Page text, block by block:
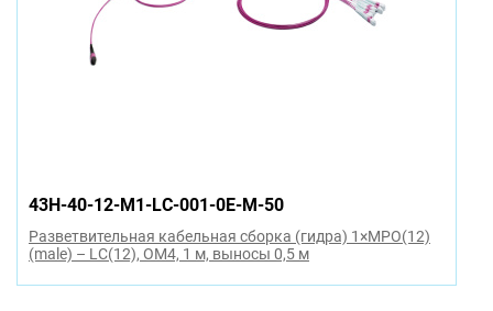
43H-40-12-M1-LC-001-0E-M-50
Разветвительная кабельная сборка (гидра) 1×MPO(12)
(male) – LC(12), OM4, 1 м, выносы 0,5 м